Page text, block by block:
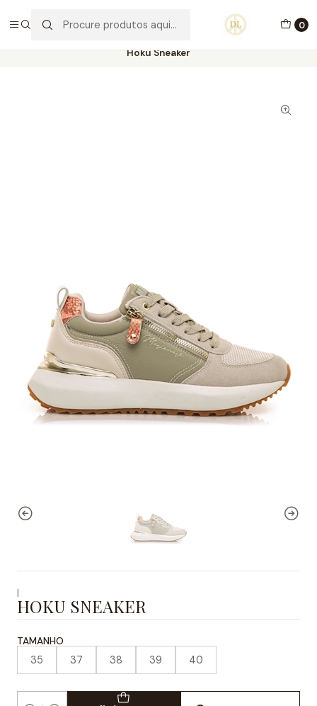
0
PORTES GRÁTIS ACIMA DE 70€ PORTUGAL CONTINENTAL
Hoku Sneaker
|
HOKU SNEAKER
TAMANHO
35 37 38 39 40